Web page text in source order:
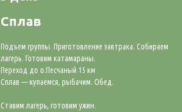
Сплав
Подъем группы. Приготовление завтрака. Собираем
лагерь. Готовим катамараны.
Переход до о.Песчаный 15 км
Сплав — купаемся, рыбачим. Обед.
Ставим лагерь, готовим ужин.